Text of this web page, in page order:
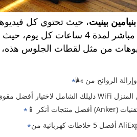
بنيامين بينيت، حيث تحتوي كل
الشخص وحيداً في غرفة فارغة
من مثل لقطات الجلوس